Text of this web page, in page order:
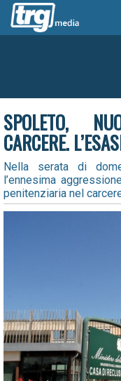
SPOLETO,
CARCERE.
Nella serata di
l’ennesima
penitenziaria nel